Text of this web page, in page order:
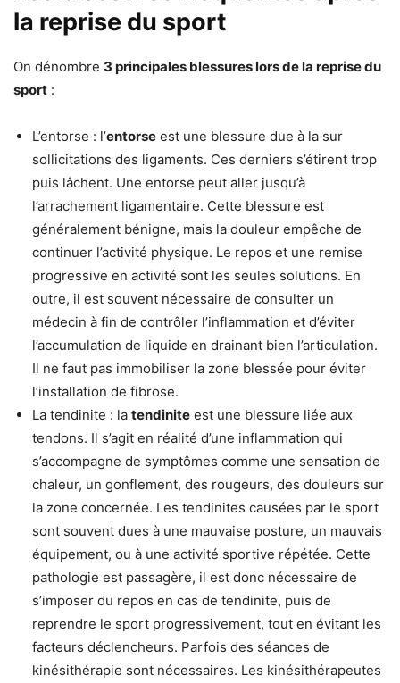
la reprise du sport
On dénombre 3 principales blessures lors de la reprise du
sport :
L’entorse : l’entorse est une blessure due à la sur
sollicitations des ligaments. Ces derniers s’étirent trop
puis lâchent. Une entorse peut aller jusqu’à
l’arrachement ligamentaire. Cette blessure est
généralement bénigne, mais la douleur empêche de
continuer l’activité physique. Le repos et une remise
progressive en activité sont les seules solutions. En
outre, il est souvent nécessaire de consulter un
médecin à fin de contrôler l’inflammation et d’éviter
l’accumulation de liquide en drainant bien l’articulation.
Il ne faut pas immobiliser la zone blessée pour éviter
l’installation de fibrose.
La tendinite : la tendinite est une blessure liée aux
tendons. Il s’agit en réalité d’une inflammation qui
s’accompagne de symptômes comme une sensation de
chaleur, un gonflement, des rougeurs, des douleurs sur
la zone concernée. Les tendinites causées par le sport
sont souvent dues à une mauvaise posture, un mauvais
équipement, ou à une activité sportive répétée. Cette
pathologie est passagère, il est donc nécessaire de
s’imposer du repos en cas de tendinite, puis de
reprendre le sport progressivement, tout en évitant les
facteurs déclencheurs. Parfois des séances de
kinésithérapie sont nécessaires. Les kinésithérapeutes